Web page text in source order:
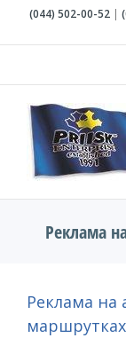
content
(044) 502-00-52 |
Реклама
Реклама на